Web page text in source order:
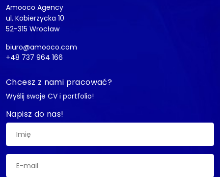
Amooco Agency
ul. Kobierzycka 10
52-315 Wrocław
biuro@amooco.com
+48 737 964 166
Chcesz z nami pracować?
Wyślij swoje CV i portfolio!
Napisz do nas!